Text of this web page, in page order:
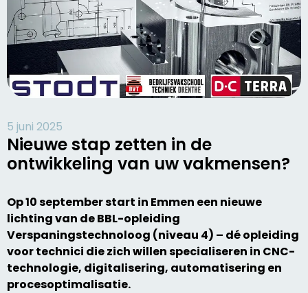
5 juni 2025
Nieuwe stap zetten in de
ontwikkeling van uw vakmensen?
Op 10 september start in Emmen een nieuwe
lichting van de BBL-opleiding
Verspaningstechnoloog (niveau 4) – dé opleiding
voor technici die zich willen specialiseren in CNC-
technologie, digitalisering, automatisering en
procesoptimalisatie.